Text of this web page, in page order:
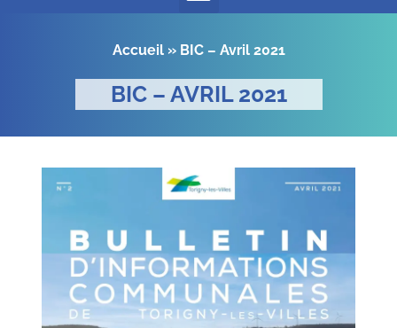
Accueil» BIC – Avril 2021
BIC – AVRIL 2021